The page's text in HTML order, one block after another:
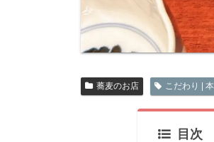
蕎麦のお店 こだわり |
目次